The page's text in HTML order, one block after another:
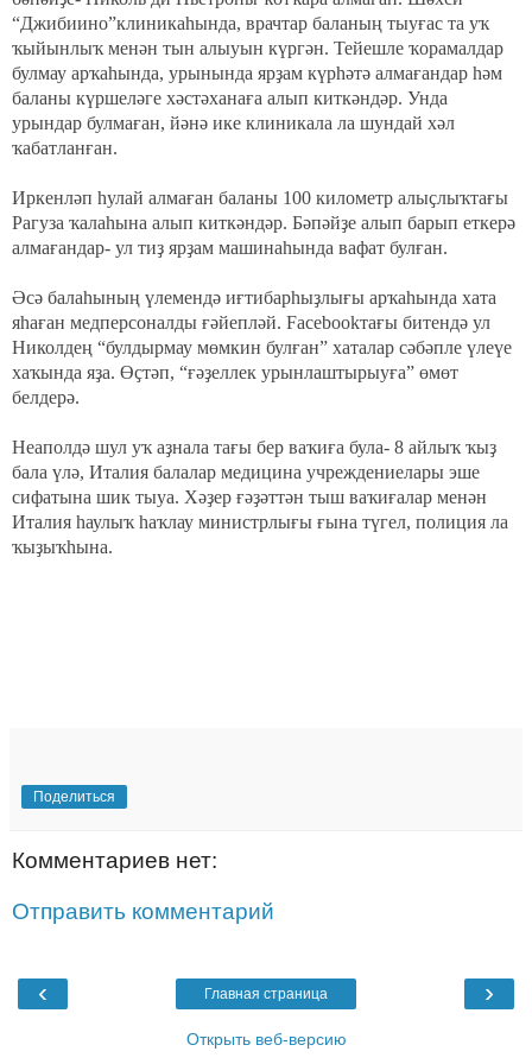
“Джибиино”клиникаһында, врачтар баланың тыуғас та уҡ
ҡыйынлыҡ менән тын алыуын күргән. Тейешле ҡорамалдар
булмау арҡаһында, урынында ярҙам күрһәтә алмағандар һәм
баланы күршеләге хәстәханаға алып киткәндәр. Унда
урындар булмаған, йәнә ике клиникала ла шундай хәл
ҡабатланған.
Иркенләп һулай алмаған баланы 100 километр алыҫлыҡтағы
Рагуза ҡалаһына алып киткәндәр. Бәпәйҙе алып барып еткерә
алмағандар- ул тиҙ ярҙам машинаһында вафат булған.
Әсә балаһының үлемендә иғтибарһыҙлығы арҡаһында хата
яһаған медперсоналды ғәйепләй. Facebookтағы битендә ул
Николдең “булдырмау мөмкин булған” хаталар сәбәпле үлеүе
хаҡында яҙа. Өҫтәп, “ғәҙеллек урынлаштырыуға” өмөт
белдерә.
Неаполдә шул уҡ аҙнала тағы бер ваҡиға була- 8 айлыҡ ҡыҙ
бала үлә, Италия балалар медицина учреждениелары эше
сифатына шик тыуа. Хәҙер ғәҙәттән тыш ваҡиғалар менән
Италия һаулыҡ һаҡлау министрлығы ғына түгел, полиция ла
ҡыҙыҡһына.
Поделиться
Комментариев нет:
Отправить комментарий
‹ ›
Главная страница
Открыть веб-версию